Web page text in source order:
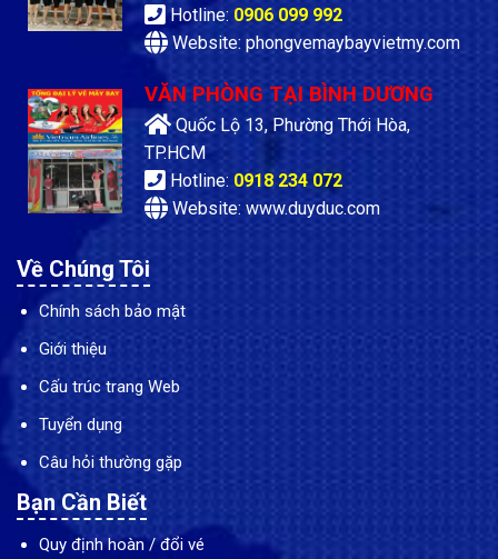
Hotline: 0906 099 992
Website: phongvemaybayvietmy.com
VĂN PHÒNG TẠI BÌNH DƯƠNG
Quốc Lộ 13, Phường Thới Hòa,
TP.HCM
Hotline: 0918 234 072
Website: www.duyduc.com
Về Chúng Tôi
Chính sách bảo mật
Giới thiệu
Cấu trúc trang Web
Tuyển dụng
Câu hỏi thường gặp
Bạn Cần Biết
Quy định hoàn / đổi vé